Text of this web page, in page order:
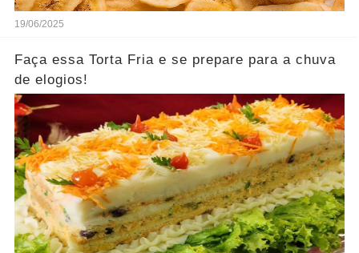
19/06/2025
Faça essa Torta Fria e se prepare para a chuva
de elogios!